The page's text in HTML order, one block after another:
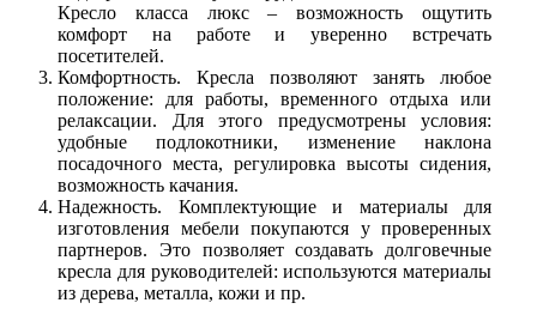
Кресло класса люкс – возможность ощутить
комфорт на работе и уверенно встречать
посетителей.
Комфортность. Кресла позволяют занять любое
положение: для работы, временного отдыха или
релаксации. Для этого предусмотрены условия:
удобные подлокотники, изменение наклона
посадочного места, регулировка высоты сидения,
возможность качания.
Надежность. Комплектующие и материалы для
изготовления мебели покупаются у проверенных
партнеров. Это позволяет создавать долговечные
кресла для руководителей: используются материалы
из дерева, металла, кожи и пр.